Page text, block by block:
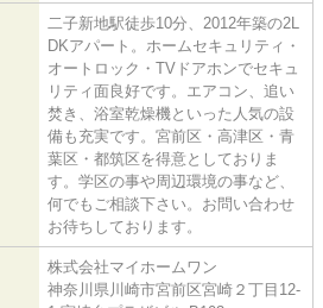
二子新地駅徒歩10分、2012年築の2L
DKアパート。ホームセキュリティ・
オートロック・TVドアホンでセキュ
リティ面良好です。エアコン、追い
焚き、浴室乾燥機といった人気の設
備も充実です。宮前区・高津区・青
葉区・都筑区を得意としておりま
す。学区の事や周辺環境の事など、
何でもご相談下さい。お問い合わせ
お待ちしております。
株式会社マイホームワン
神奈川県川崎市宮前区宮崎２丁目12-